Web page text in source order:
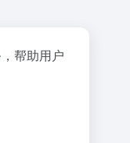
帮助用户